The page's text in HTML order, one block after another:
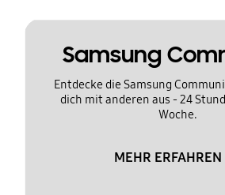
Samsung
Entdecke die Samsung
dich mit anderen aus - 24
Woche.
MEHR ERFAHREN